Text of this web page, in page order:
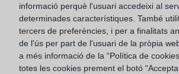
la local, si se crean más
elementos privativos de los
que existían en el
edificio. Es conveniente consultar
informació perquè l'usuari accedeixi al
determinades característiques. També
tercers de preferències, i per a finalitats
de l'ús per part de l'usuari de la pròpia
a més informació de la “Política de
totes les cookies prement el botó